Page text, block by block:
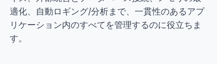
適化、自動ロギング/分析まで、一貫性のあるアプ
リケーション内のすべてを管理するのに役立ちま
す。